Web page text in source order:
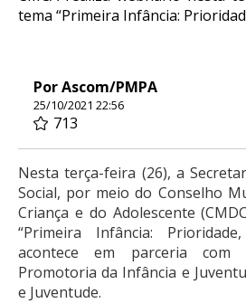
tema “Primeira Infância:
Por Ascom/PMPA
25/10/2021 22:56
713
Nesta terça-feira (26), a
Social, por meio do Conselho
Criança e do Adolescente
“Primeira Infância:
acontece em parceria com
Promotoria da Infância e
e Juventude.